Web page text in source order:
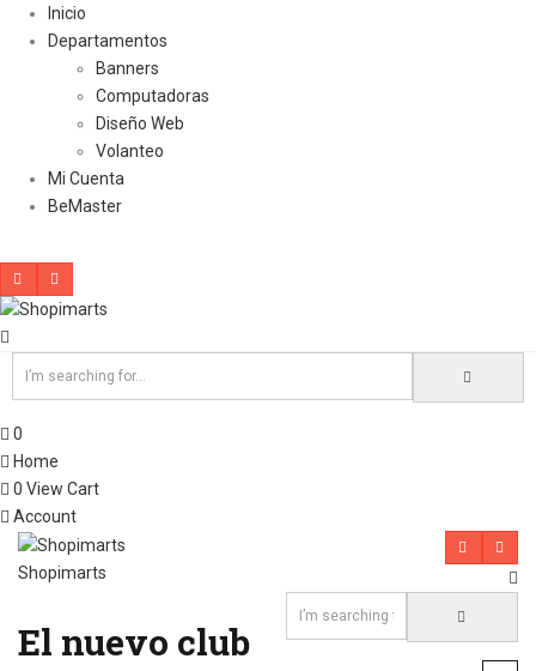
Inicio
Departamentos
Banners
Computadoras
Diseño Web
Volanteo
Mi Cuenta
BeMaster
0
Home
0 View Cart
Account
Shopimarts
El nuevo club